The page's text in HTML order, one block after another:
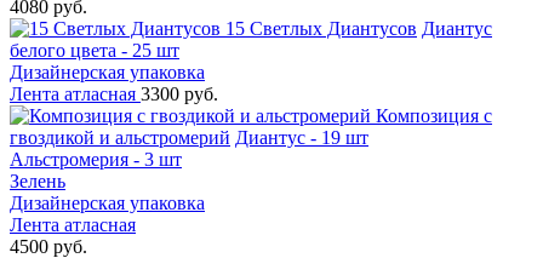
4080 руб.
15 Светлых Диантусов Диантус
белого цвета - 25 шт
Дизайнерская упаковка
Лента атласная 3300 руб.
Композиция с
гвоздикой и альстромерий Диантус - 19 шт
Альстромерия - 3 шт
Зелень
Дизайнерская упаковка
Лента атласная
4500 руб.